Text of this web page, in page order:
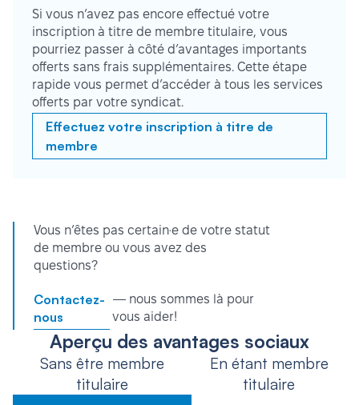
Si vous n’avez pas encore effectué votre
inscription à titre de membre titulaire, vous
pourriez passer à côté d’avantages importants
offerts sans frais supplémentaires. Cette étape
rapide vous permet d’accéder à tous les services
offerts par votre syndicat.
Effectuez votre inscription à titre de
membre
Vous n’êtes pas certain·e de votre statut
de membre ou vous avez des
questions?
Contactez-
nous
— nous sommes là pour
vous aider!
Aperçu des avantages sociaux
Sans être membre
titulaire
En étant membre
titulaire